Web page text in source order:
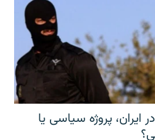
ایران، پروژه سیاسی یا